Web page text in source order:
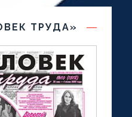
ТРУДА»